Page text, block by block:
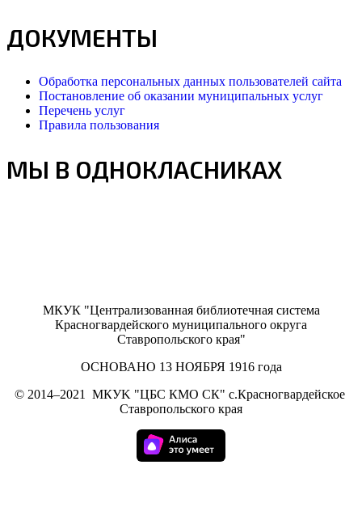
ДОКУМЕНТЫ
Обработка персональных данных пользователей сайта
Постановление об оказании муниципальных услуг
Перечень услуг
Правила пользования
МЫ В ОДНОКЛАСНИКАХ
МКУК "Централизованная библиотечная система
Красногвардейского муниципального округа
Ставропольского края"
ОСНОВАНО 13 НОЯБРЯ 1916 года
© 2014–2021
МКУK "ЦБС КМО СК" с.Красногвардейское
Ставропольского края